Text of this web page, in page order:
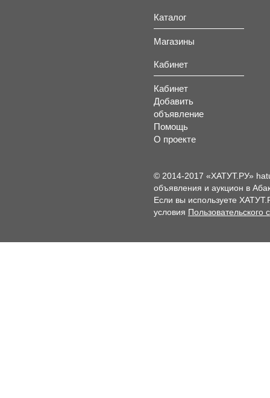
Каталог
Магазины
Кабинет
Кабинет
Добавить
объявление
Помощь
О проекте
© 2014-2017 «ХАТУТ.РУ»
объявления и аукцион в
Если вы используете
условия Пользовательского